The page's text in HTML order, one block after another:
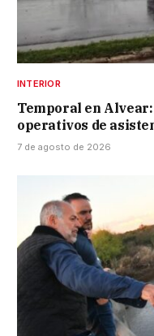
INTERIOR
Temporal en
operativos de
7 de agosto de 2026